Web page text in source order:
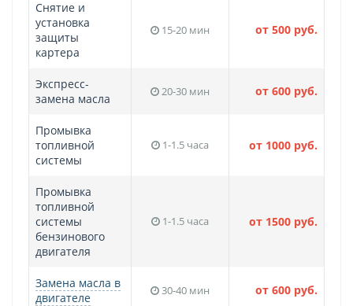
Снятие и
установка
защиты
картера
15-20 мин от 500 руб.
Экспресс-
замена масла
20-30 мин от 600 руб.
Промывка
топливной
системы
1-1.5 часа от 1000 руб.
Промывка
топливной
системы
бензинового
двигателя
1-1.5 часа от 1500 руб.
Замена масла в
двигателе
30-40 мин от 600 руб.